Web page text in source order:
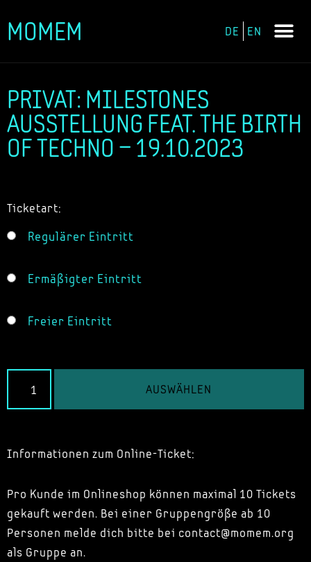
Zum
MOMEM DE EN
PRIVAT: MILESTONES
AUSSTELLUNG FEAT. THE BIRTH
OF TECHNO – 19.10.2023
Ticketart:
Regulärer Eintritt
Ermäßigter Eintritt
Freier Eintritt
AUSWÄHLEN
Informationen zum Online-Ticket:
Pro Kunde im Onlineshop können maximal 10 Tickets
gekauft werden. Bei einer Gruppengröße ab 10
Personen melde dich bitte bei contact@momem.org
als Gruppe an.